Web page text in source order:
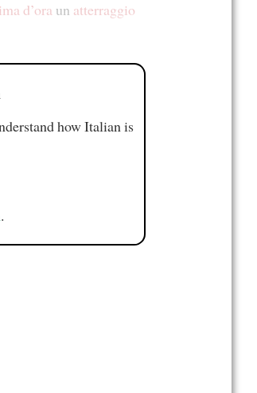
d’ora un atterraggio
how Italian is
.